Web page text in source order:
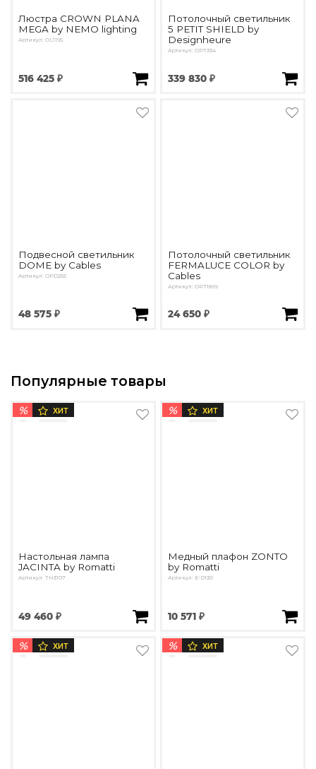
Люстра CROWN PLANA
MEGA by NEMO lighting
Артикул: OL1195
516 425 ₽
Потолочный светильник
5 PETIT SHIELD by
Designheure
Артикул: OPT334
339 830 ₽
Подвесной светильник
DOME by Cables
Артикул: OPD255
48 575 ₽
Потолочный светильник
FERMALUCE COLOR by
Cables
Артикул: OPT1869
24 650 ₽
Популярные товары
% ХИТ
Настольная лампа
JACINTA by Romatti
Артикул: ТН3107
49 460 ₽
% ХИТ
Медный плафон ZONTO
by Romatti
Артикул: E-D130
10 571 ₽
% ХИТ % ХИТ